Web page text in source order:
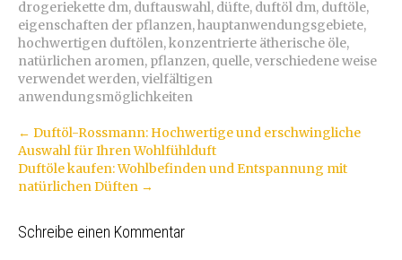
drogeriekette dm, duftauswahl, düfte, duftöl dm, duftöle,
eigenschaften der pflanzen,hauptanwendungsgebiete,
hochwertigen duftölen,konzentrierte ätherische öle,
natürlichen aromen, pflanzen, quelle,verschiedene weise
verwendet werden,vielfältigen
anwendungsmöglichkeiten
Artikel-
Navigation
← Duftöl-Rossmann: Hochwertige und erschwingliche
Auswahl für Ihren Wohlfühlduft
Duftöle kaufen: Wohlbefinden und Entspannung mit
natürlichen Düften →
Schreibe einen Kommentar